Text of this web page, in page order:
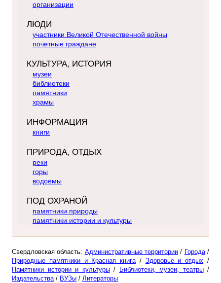
организации
ЛЮДИ
участники Великой Отечественной войны
почетные граждане
КУЛЬТУРА, ИСТОРИЯ
музеи
библиотеки
памятники
храмы
ИНФОРМАЦИЯ
книги
ПРИРОДА, ОТДЫХ
реки
горы
водоемы
ПОД ОХРАНОЙ
памятники природы
памятники истории и культуры
Свердловская область: Административные территории / Города/
Природные памятники и Красная книга/ Здоровье и отдых /
Памятники истории и культуры/ Библиотеки, музеи, театры/
Издательства/ ВУЗы / Литераторы